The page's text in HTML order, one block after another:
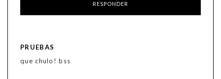
RESPONDER
PRUEBAS
que chulo! bss